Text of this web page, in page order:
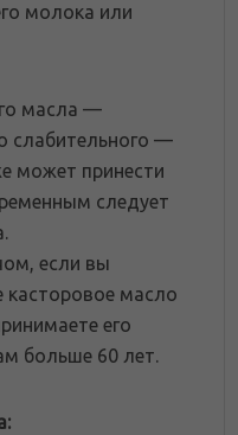
молока или
масла —
слабительного —
может принести
следует
если вы
касторовое масло
его
больше 60 лет.